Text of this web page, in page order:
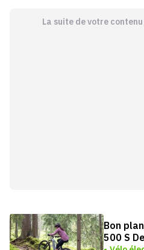
La suite de votre
Bon
500 S